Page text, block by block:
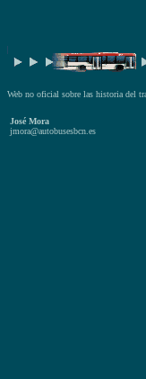
Web no oficial sobre las historia del
José Mora
jmora@autobusesbcn.es